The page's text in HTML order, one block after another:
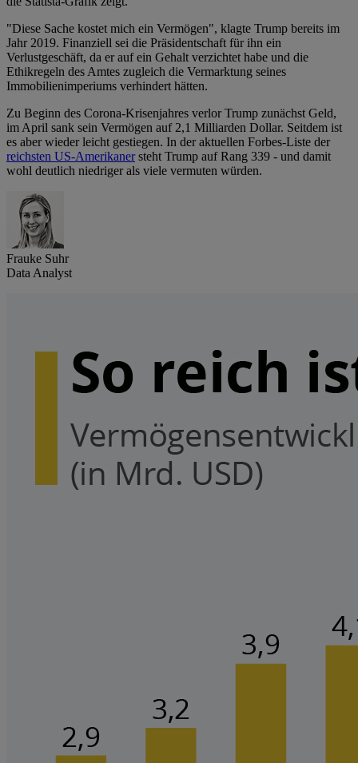
"Diese Sache kostet mich ein Vermögen", klagte Trump bereits im
Jahr 2019. Finanziell sei die Präsidentschaft für ihn ein
Verlustgeschäft, da er auf ein Gehalt verzichtet habe und die
Ethikregeln des Amtes zugleich die Vermarktung seines
Immobilienimperiums verhindert hätten.
Zu Beginn des Corona-Krisenjahres verlor Trump zunächst Geld,
im April sank sein Vermögen auf 2,1 Milliarden Dollar. Seitdem ist
es aber wieder leicht gestiegen. In der aktuellen Forbes-Liste der
reichsten US-Amerikanersteht Trump auf Rang 339 - und damit
wohl deutlich niedriger als viele vermuten würden.
Frauke Suhr
Data Analyst